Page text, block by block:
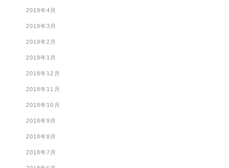
2019年4月
2019年3月
2019年2月
2019年1月
2018年12月
2018年11月
2018年10月
2018年9月
2018年8月
2018年7月